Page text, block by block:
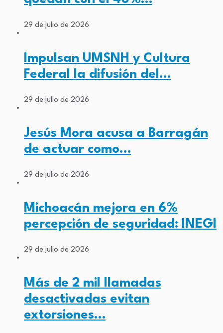
29 de julio de 2026
Impulsan UMSNH y Cultura
Federal la difusión del…
29 de julio de 2026
Jesús Mora acusa a Barragán
de actuar como…
29 de julio de 2026
Michoacán mejora en 6%
percepción de seguridad: INEGI
29 de julio de 2026
Más de 2 mil llamadas
desactivadas evitan
extorsiones…